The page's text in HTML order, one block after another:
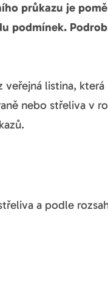
průkazu je
podmínek.
veřejná listina, která
nebo střeliva v
a podle